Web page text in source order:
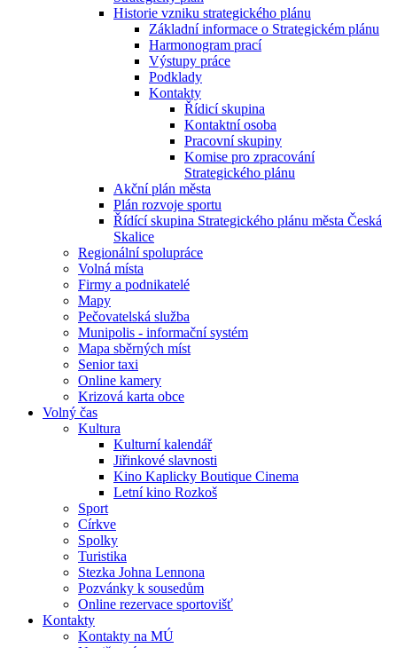
Historie vzniku strategického plánu
Základní informace o Strategickém plánu
Harmonogram prací
Výstupy práce
Podklady
Kontakty
Řídicí skupina
Kontaktní osoba
Pracovní skupiny
Komise pro zpracování
Strategického plánu
Akční plán města
Plán rozvoje sportu
Řídící skupina Strategického plánu města Česká
Skalice
Regionální spolupráce
Volná místa
Firmy a podnikatelé
Mapy
Pečovatelská služba
Munipolis - informační systém
Mapa sběrných míst
Senior taxi
Online kamery
Krizová karta obce
Volný čas
Kultura
Kulturní kalendář
Jiřinkové slavnosti
Kino Kaplicky Boutique Cinema
Letní kino Rozkoš
Sport
Církve
Spolky
Turistika
Stezka Johna Lennona
Pozvánky k sousedům
Online rezervace sportovišť
Kontakty
Kontakty na MÚ